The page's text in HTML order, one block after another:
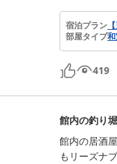
宿泊プラン
部屋タイプ
419
館内の釣り
館内の居酒
もリーズナ